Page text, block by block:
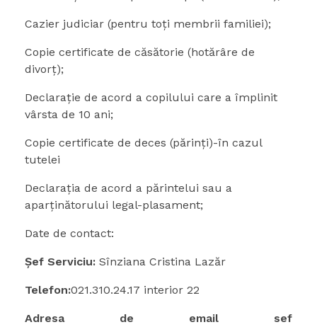
Cazier judiciar (pentru toţi membrii familiei);
Copie certificate de căsătorie (hotărâre de
divorţ);
Declaraţie de acord a copilului care a împlinit
vârsta de 10 ani;
Copie certificate de deces (părinţi)-în cazul
tutelei
Declaraţia de acord a părintelui sau a
aparţinătorului legal-plasament;
Date de contact:
Șef Serviciu: Sînziana Cristina Lazăr
Telefon:021.310.24.17 interior 22
Adresa de email sef